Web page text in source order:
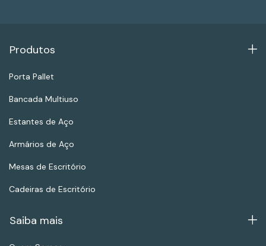
Produtos
Porta Pallet
Bancada Multiuso
Estantes de Aço
Armários de Aço
Mesas de Escritório
Cadeiras de Escritório
Saiba mais